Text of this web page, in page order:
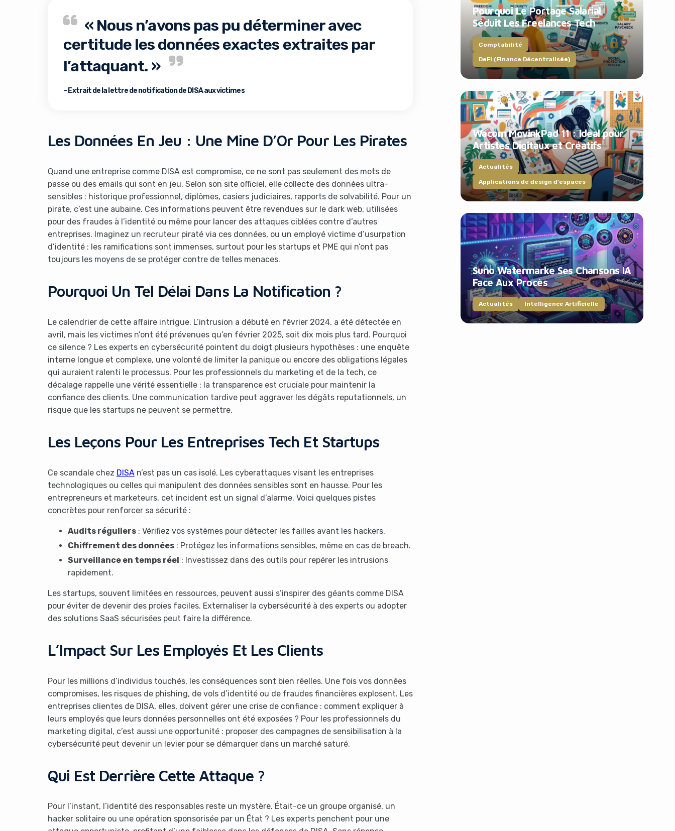
« Nous n’avons pas pu déterminer avec
certitude les données exactes extraites par
l’attaquant. »
– Extrait de la lettre de notification de DISA aux victimes
Les Données En Jeu : Une Mine D’Or Pour Les Pirates
Quand une entreprise comme DISA est compromise, ce ne sont pas seulement des mots de
passe ou des emails qui sont en jeu. Selon son site officiel, elle collecte des données ultra-
sensibles : historique professionnel, diplômes, casiers judiciaires, rapports de solvabilité. Pour un
pirate, c’est une aubaine. Ces informations peuvent être revendues sur le dark web, utilisées
pour des fraudes à l’identité ou même pour lancer des attaques ciblées contre d’autres
entreprises. Imaginez un recruteur piraté via ces données, ou un employé victime d’usurpation
d’identité : les ramifications sont immenses, surtout pour les startups et PME qui n’ont pas
toujours les moyens de se protéger contre de telles menaces.
Pourquoi Un Tel Délai Dans La Notification ?
Le calendrier de cette affaire intrigue. L’intrusion a débuté en février 2024, a été détectée en
avril, mais les victimes n’ont été prévenues qu’en février 2025, soit dix mois plus tard. Pourquoi
ce silence ? Les experts en cybersécurité pointent du doigt plusieurs hypothèses : une enquête
interne longue et complexe, une volonté de limiter la panique ou encore des obligations légales
qui auraient ralenti le processus. Pour les professionnels du marketing et de la tech, ce
décalage rappelle une vérité essentielle : la transparence est cruciale pour maintenir la
confiance des clients. Une communication tardive peut aggraver les dégâts reputationnels, un
risque que les startups ne peuvent se permettre.
Les Leçons Pour Les Entreprises Tech Et Startups
Ce scandale chez DISAn’est pas un cas isolé. Les cyberattaques visant les entreprises
technologiques ou celles qui manipulent des données sensibles sont en hausse. Pour les
entrepreneurs et marketeurs, cet incident est un signal d’alarme. Voici quelques pistes
concrètes pour renforcer sa sécurité :
Audits réguliers: Vérifiez vos systèmes pour détecter les failles avant les hackers.
Chiffrement des données: Protégez les informations sensibles, même en cas de breach.
Surveillance en temps réel : Investissez dans des outils pour repérer les intrusions
rapidement.
Les startups, souvent limitées en ressources, peuvent aussi s’inspirer des géants comme DISA
pour éviter de devenir des proies faciles. Externaliser la cybersécurité à des experts ou adopter
des solutions SaaS sécurisées peut faire la différence.
L’Impact Sur Les Employés Et Les Clients
Pour les millions d’individus touchés, les conséquences sont bien réelles. Une fois vos données
compromises, les risques de phishing, de vols d’identité ou de fraudes financières explosent. Les
entreprises clientes de DISA, elles, doivent gérer une crise de confiance : comment expliquer à
leurs employés que leurs données personnelles ont été exposées ? Pour les professionnels du
marketing digital, c’est aussi une opportunité : proposer des campagnes de sensibilisation à la
cybersécurité peut devenir un levier pour se démarquer dans un marché saturé.
Qui Est Derrière Cette Attaque ?
Pour l’instant, l’identité des responsables reste un mystère. Était-ce un groupe organisé, un
hacker solitaire ou une opération sponsorisée par un État ? Les experts penchent pour une
Pourquoi Le Portage Salarial
Séduit Les Freelances Tech
Comptabilité
DeFi (Finance Décentralisée)
Wacom MovinkPad 11 : Idéal pour
Artistes Digitaux et Créatifs
Actualités
Applications de design d'espaces
Suno Watermarke Ses Chansons IA
Face Aux Procès
Actualités Intelligence Artificielle
It looks like you're using an ad-blocker!
Yes, I will turn off Ad-Blocker No Thanks